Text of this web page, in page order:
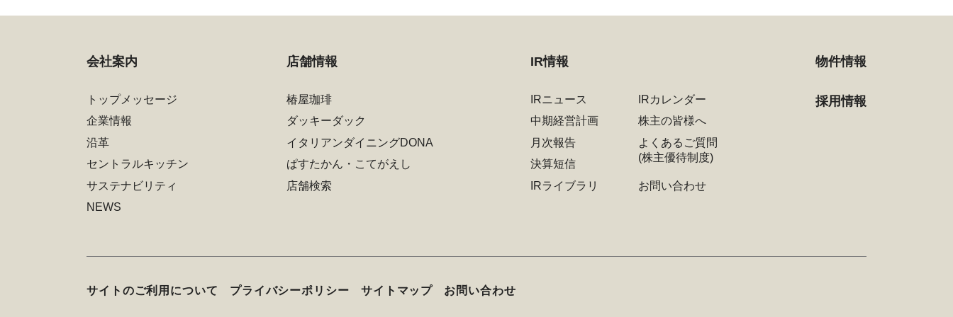
会社案内
トップメッセージ
企業情報
沿革
セントラルキッチン
サステナビリティ
NEWS
店舗情報
椿屋珈琲
ダッキーダック
イタリアンダイニングDONA
ぱすたかん・こてがえし
店舗検索
IR情報
IRニュース
IRカレンダー
中期経営計画
株主の皆様へ
月次報告
決算短信
よくあるご質問
(株主優待制度)
IRライブラリ お問い合わせ
物件情報
採用情報
サイトのご利用について プライバシーポリシー サイトマップ お問い合わせ